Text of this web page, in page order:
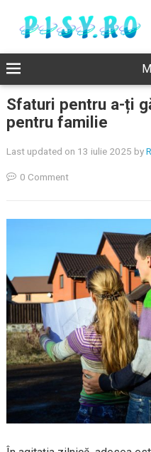
Sfaturi pentru a-ți
pentru familie
Last updated on 13 iulie 2025 by
0 Comment